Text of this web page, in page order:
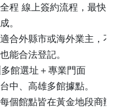
程 線上簽約流程，最快
。
合外縣市或海外業主，
能合法登記。
多館選址＋專業門面
中、高雄多館據點。
個館點皆在黃金地段商